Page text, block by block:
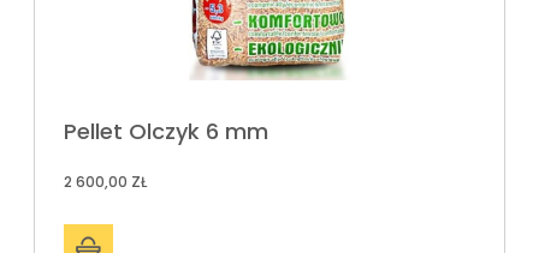
Pellet Olczyk 6 mm
2 600,00 ZŁ